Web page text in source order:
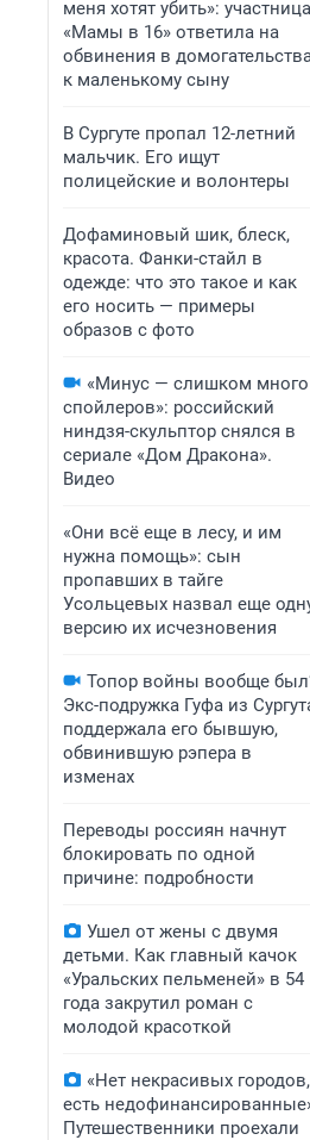
меня хотят убить»: участница
«Мамы в 16» ответила на
обвинения в
к маленькому сыну
В Сургуте пропал 12-летний
мальчик. Его ищут
полицейские и волонтеры
Дофаминовый шик, блеск,
красота. Фанки-стайл в
одежде: что это такое и как
его носить — примеры
образов с фото
«Минус — слишком много
спойлеров»: российский
ниндзя-скульптор снялся в
сериале «Дом Дракона».
Видео
«Они всё еще в лесу, и им
нужна помощь»: сын
пропавших в тайге
Усольцевых назвал еще
версию их исчезновения
Топор войны вообще
Экс-подружка Гуфа из
поддержала его бывшую,
обвинившую рэпера в
изменах
Переводы россиян начнут
блокировать по одной
причине: подробности
Ушел от жены с двумя
детьми. Как главный качок
«Уральских пельменей» в 54
года закрутил роман с
молодой красоткой
«Нет некрасивых городов,
есть
Путешественники проехали